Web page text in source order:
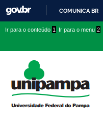
COMUNICA BR
conteúdo
menu
superior
menu
Ir para o conteúdo 1 Ir para o menu 2